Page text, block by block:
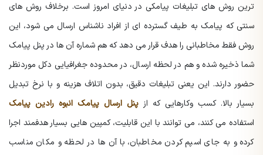
ترین روش های تبلیغات پیامکی در دنیای امروز است. برخلاف روش های
سنتی که پیامک به طیف گسترده ای از افراد ناشناس ارسال می شود، این
روش فقط مخاطبانی را هدف قرار می دهد که هم شماره آن ها در پنل پیامک
شما ذخیره شده و هم در لحظه ارسال، در محدوده جغرافیایی دکل موردنظر
حضور دارند. این یعنی تبلیغات دقیق، بدون اتلاف هزینه و با نرخ تبدیل
بسیار بالا. کسب وکارهایی که از پنل ارسال پیامک انبوه رادین پیامک
استفاده می کنند، می توانند با این قابلیت، کمپین هایی بسیار هدفمند اجرا
کرده و به جای اسپم کردن مخاطبان، با آن ها در لحظه و مکان مناسب